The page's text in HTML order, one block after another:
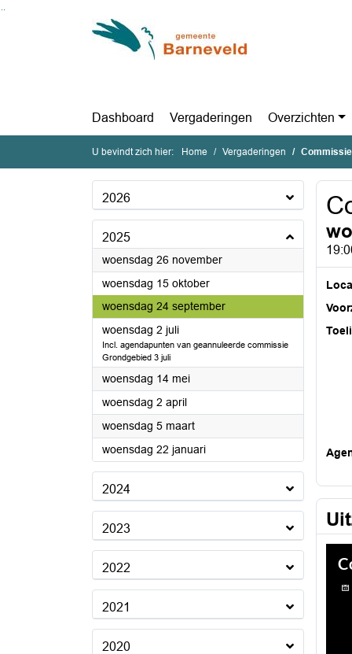
Ga naar de inhoud van deze pagina
Ga naar het zoeken
Dashboard Vergaderingen Overzichten
U bevindt zich hier: Home Vergaderingen
2026
2025
woensdag 26 november2025
woensdag 15 oktober2025
woensdag 24 september2025
woensdag 2 juli2025
Incl. agendapunten van geannuleerde commissie
Grondgebied 3 juli
woensdag 14 mei2025
woensdag 2 april2025
woensdag 5 maart2025
woensdag 22 januari2025
2024
2023
2022
2021
2020